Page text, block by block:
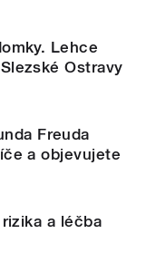
Lehce
Ostravy
Freuda
a objevujete
a léčba